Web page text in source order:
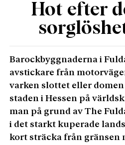
Hot efter
Barockbyggnaderna i
avstickare från
varken slottet eller
staden i Hessen på
man på grund av The
i det starkt kuperade
kort sträcka från gränsen